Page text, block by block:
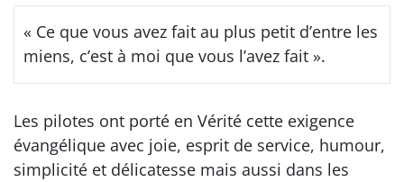
« Ce que vous avez fait au plus petit d’entre les
miens, c’est à moi que vous l’avez fait ».
Les pilotes ont porté en Vérité cette exigence
évangélique avec joie, esprit de service, humour,
simplicité et délicatesse mais aussi dans les